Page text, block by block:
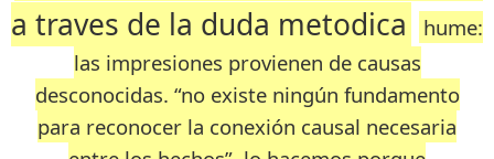
a traves de la duda metodica
hume:
las impresiones provienen de causas
desconocidas. “no existe ningún fundamento
para reconocer la conexión causal necesaria